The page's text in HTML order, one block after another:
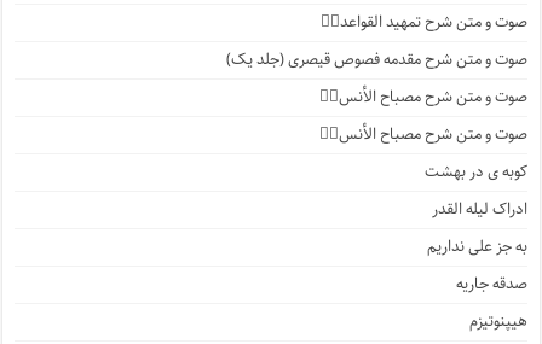
صوت و متن شرح تمهید القواعد۱️⃣
صوت و متن شرح مقدمه فصوص قیصری (جلد یک)
صوت و متن شرح مصباح الأنس۷️⃣
صوت و متن شرح مصباح الأنس۶️⃣
کوبه ی در بهشت
ادراک لیله القدر
به جز علی نداریم
صدقه جاریه
هیپنوتیزم